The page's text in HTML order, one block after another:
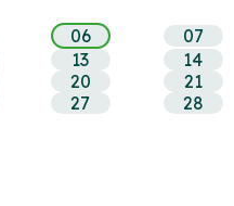
06 07
13 14
20 21
27 28